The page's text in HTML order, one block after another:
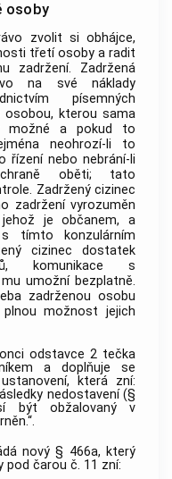
osoby
zvolit si obhájce,
třetí osoby a radit
zadržení. Zadržená
na své náklady
písemných
kterou sama
možné a pokud to
neohrozí-li to
řízení nebo nebrání-li
oběti; tato
Zadržený cizinec
zadržení vyrozuměn
je občanem, a
tímto konzulárním
cizinec dostatek
komunikace s
umožní bezplatně.
zadrženou osobu
možnost jejich
odstavce 2 tečka
a doplňuje se
která zní:
nedostavení (§
být obžalovaný v
nový § 466a, který
pod čarou č. 11 zní: